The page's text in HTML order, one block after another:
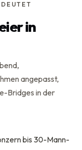
in
angepasst,
Bridges in der
bis 30-Mann-